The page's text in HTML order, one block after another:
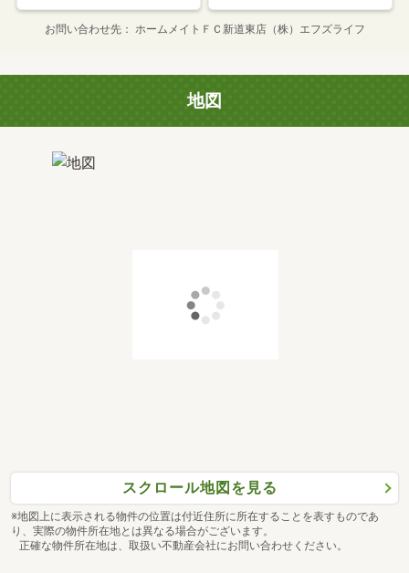
お問い合わせ先 ホームメイトＦＣ新道東店（株）エフズライフ
地図
スクロール地図を見る
※地図上に表示される物件の位置は付近住所に所在することを表すものであ
り、実際の物件所在地とは異なる場合がございます。
正確な物件所在地は、取扱い不動産会社にお問い合わせください。